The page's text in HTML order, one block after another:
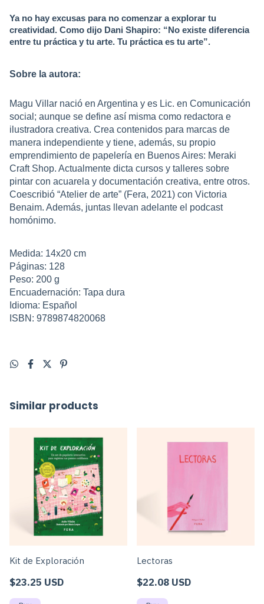
Ya no hay excusas para no comenzar a explorar tu
creatividad. Como dijo Dani Shapiro: “No existe diferencia
entre tu práctica y tu arte. Tu práctica es tu arte”.
Sobre la autora:
Magu Villar nació en Argentina y es Lic. en Comunicación
social; aunque se define así misma como redactora e
ilustradora creativa. Crea contenidos para marcas de
manera independiente y tiene, además, su propio
emprendimiento de papelería en Buenos Aires: Meraki
Craft Shop. Actualmente dicta cursos y talleres sobre
pintar con acuarela y documentación creativa, entre otros.
Coescribió “Atelier de arte” (Fera, 2021) con Victoria
Benaim. Además, juntas llevan adelante el podcast
homónimo.
Medida: 14x20 cm
Páginas: 128
Peso: 200 g
Encuadernación: Tapa dura
Idioma: Español
ISBN: 9789874820068
Similar products
Kit de Exploración
$23.25 USD
Lectoras
$22.08 USD